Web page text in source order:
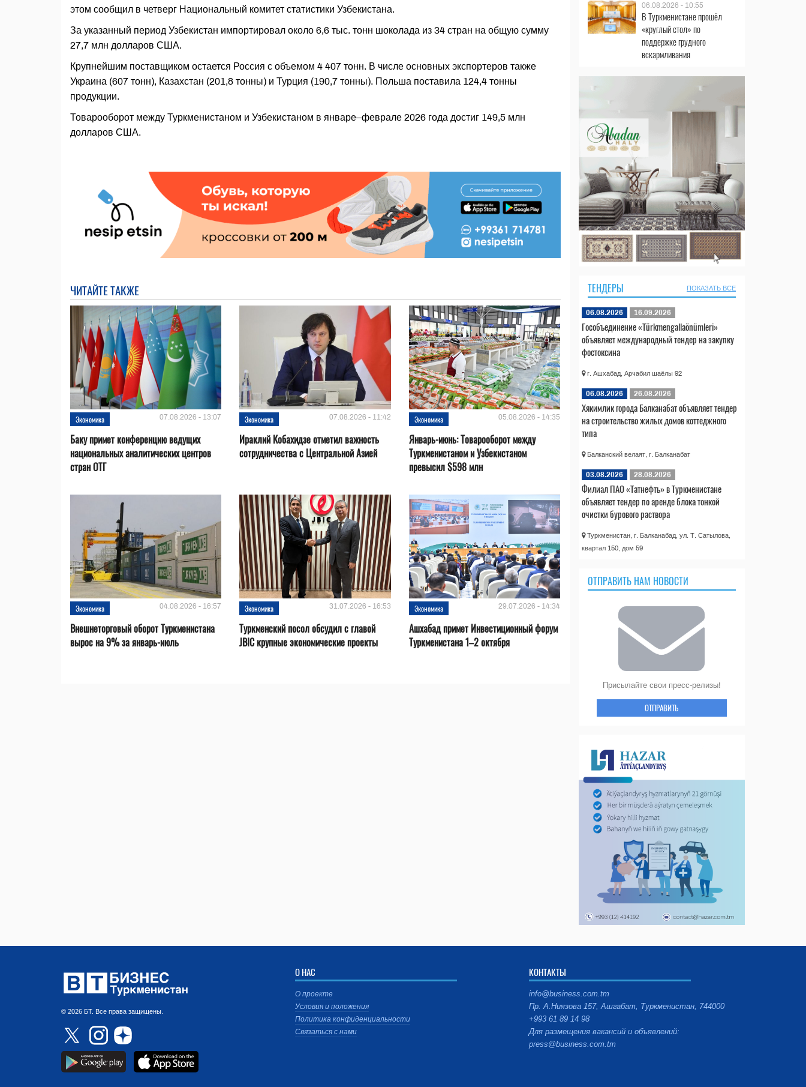
этом сообщил в четверг Национальный комитет статистики Узбекистана.
За указанный период Узбекистан импортировал около 6,6 тыс. тонн шоколада из 34 стран на общую сумму
27,7 млн долларов США.
Крупнейшим поставщиком остается Россия с объемом 4 407 тонн. В числе основных экспортеров также
Украина (607 тонн), Казахстан (201,8 тонны) и Турция (190,7 тонны). Польша поставила 124,4 тонны
продукции.
Товарооборот между Туркменистаном и Узбекистаном в январе–феврале 2026 года достиг 149,5 млн
долларов США.
ЧИТАЙТЕ ТАКЖЕ
Экономика 07.08.2026 - 13:07
Баку примет конференцию ведущих
национальных аналитических центров
стран ОТГ
Экономика 07.08.2026 - 11:42
Ираклий Кобахидзе отметил важность
сотрудничества с Центральной Азией
Экономика 05.08.2026 - 14:35
Январь-июнь: Товарооборот между
Туркменистаном и Узбекистаном
превысил $598 млн
Экономика 04.08.2026 - 16:57
Внешнеторговый оборот Туркменистана
вырос на 9% за январь-июль
Экономика 31.07.2026 - 16:53
Туркменский посол обсудил с главой
JBIC крупные экономические проекты
Экономика 29.07.2026 - 14:34
Ашхабад примет Инвестиционный форум
Туркменистана 1–2 октября
06.08.2026 - 10:55
В Туркменистане прошёл
«круглый стол» по
поддержке грудного
вскармливания
ТЕНДЕРЫ ПОКАЗАТЬ ВСЕ
06.08.2026 16.09.2026
Гособъединение «Türkmengallaönümleri»
объявляет международный тендер на закупку
фостоксина
г. Ашхабад, Арчабил шаёлы 92
06.08.2026 26.08.2026
Хякимлик города Балканабат объявляет тендер
на строительство жилых домов коттеджного
типа
Балканский велаят, г. Балканабат
03.08.2026 28.08.2026
Филиал ПАО «Татнефть» в Туркменистане
объявляет тендер по аренде блока тонкой
очистки бурового раствора
Туркменистан, г. Балканабад, ул. Т. Сатылова,
квартал 150, дом 59
ОТПРАВИТЬ НАМ НОВОСТИ
Присылайте свои пресс-релизы!
ОТПРАВИТЬ
© 2026 БТ. Все права защищены.
О НАС
О проекте
Условия и положения
Политика конфиденциальности
Связаться с нами
КОНТАКТЫ
info@business.com.tm
Пр. А.Ниязова 157, Ашгабат, Туркменистан, 744000
+993 61 89 14 98
Для размещения вакансий и объявлений:
press@business.com.tm